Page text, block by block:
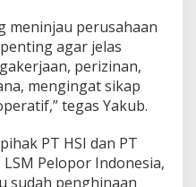
meninjau perusahaan
agar jelas
perizinan,
mengingat sikap
tegas Yakub.
PT HSI dan PT
LSM Pelopor Indonesia,
sudah penghinaan